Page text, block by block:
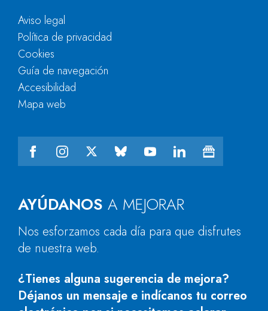
AYÚDANOS A MEJORAR
Nos esforzamos cada día para que disfrutes
de nuestra web.
¿Tienes alguna sugerencia de mejora?
Déjanos un mensaje e indícanos tu correo
Aviso legal
Política de privacidad
Cookies
Guía de navegación
Accesibilidad
Mapa web